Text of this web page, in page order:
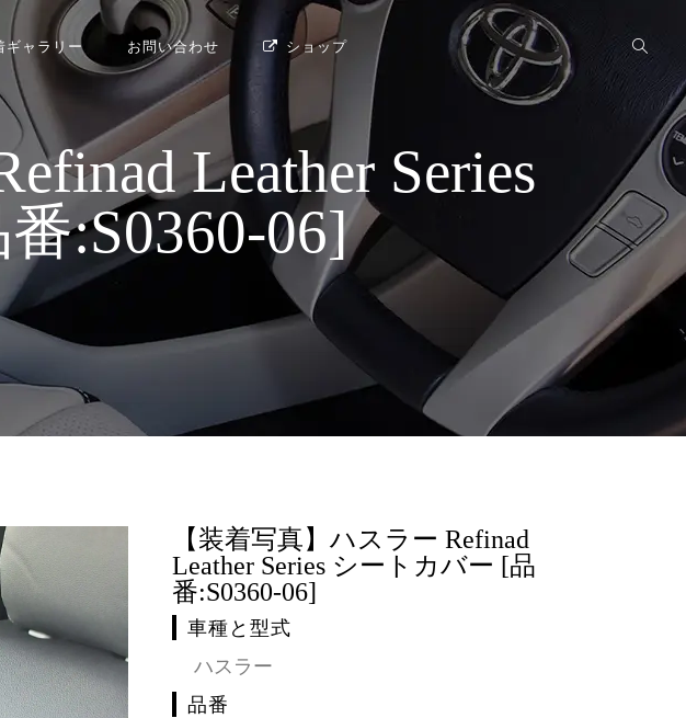
ギャラリー お問い合わせ ショップ
Leather Series
:S0360-06]
【装着写真】ハスラー Refinad
Leather Series シートカバー [品
番:S0360-06]
車種と型式
ハスラー
品番